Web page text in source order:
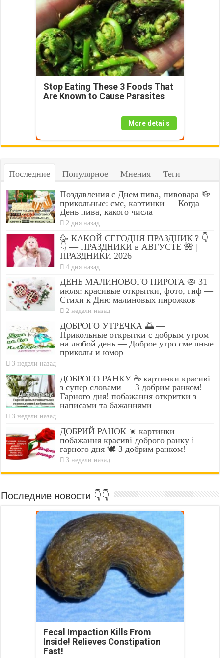
Stop Eating These 3 Foods That
Are Known to Cause Parasites
More details
Последние Популярное Мнения Теги
Поздавления с Днем пива, пивовара 🍻
прикольные: смс, картинки — Когда
День пива, какого числа
2 дня назад
🥳 КАКОЙ СЕГОДНЯ ПРАЗДНИК ? 👇
👇 — ПРАЗДНИКИ в АВГУСТЕ 🌺 |
ПРАЗДНИКИ 2026
4 дня назад
ДЕНЬ МАЛИНОВОГО ПИРОГА 🥧 31
июля: красивые открытки, фото, гиф —
Стихи к Дню малиновых пирожков
2 недели назад
ДОБРОГО УТРЕЧКА 🌅 —
Прикольные открытки с добрым утром
на любой день — Доброе утро смешные
приколы и юмор
3 недели назад
ДОБРОГО РАНКУ ☕ картинки красиві
з супер словами — З добрим ранком!
Гарного дня! побажання откритки з
написами та бажаннями
3 недели назад
ДОБРИЙ РАНОК ☀️ картинки —
побажання красиві доброго ранку і
гарного дня 🕊️ З добрим ранком!
3 недели назад
Последние новости 👇👇
Fecal Impaction Kills From
Inside! Relieves Constipation
Fast!